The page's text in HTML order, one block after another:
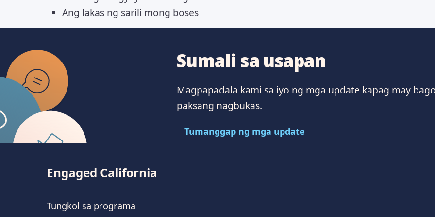
Ang lakas ng sarili mong boses
Sumali sa usapan
Magpapadala kami sa iyo ng mga update kapag may
paksang nagbukas.
Tumanggap ng mga update
Engaged California
Tungkol sa programa